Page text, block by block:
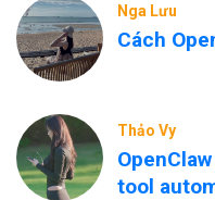
Nga Lưu
Cách
Thảo Vy
tool